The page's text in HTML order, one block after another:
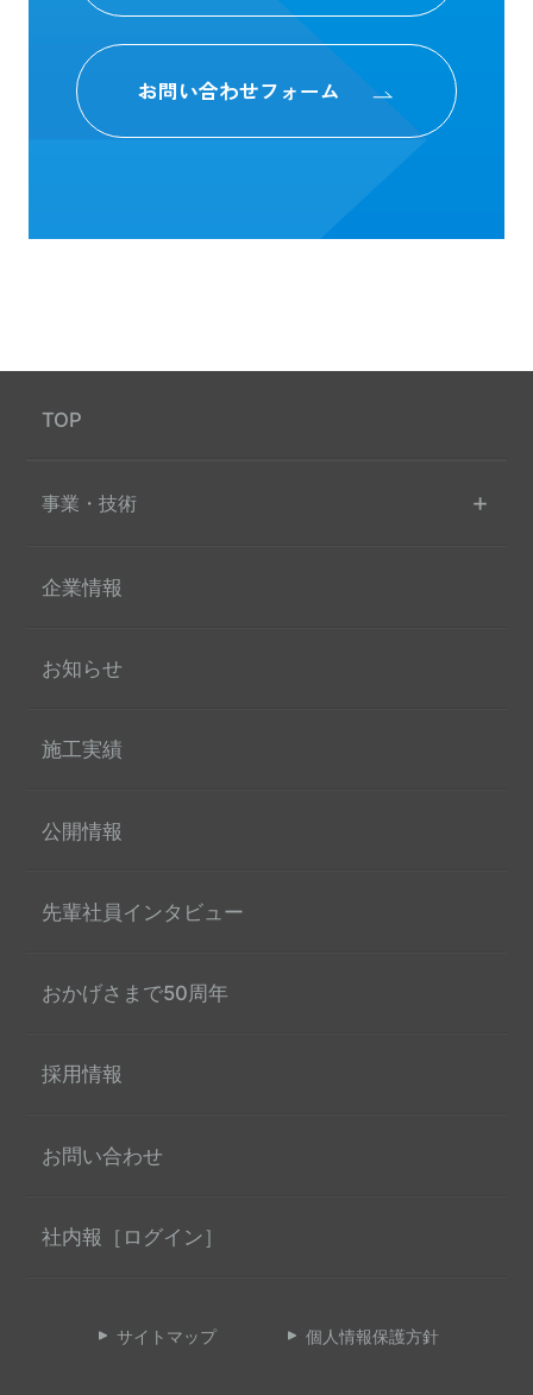
お問い合わせフォーム
TOP
事業・技術
企業情報
お知らせ
施工実績
公開情報
先輩社員インタビュー
おかげさまで50周年
採用情報
お問い合わせ
社内報［ログイン］
個人情報保護方針
サイトマップ